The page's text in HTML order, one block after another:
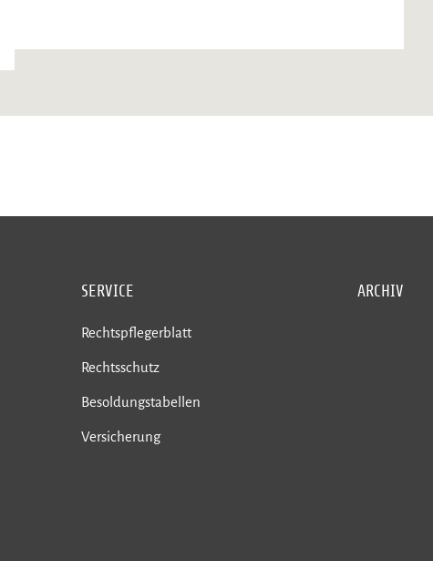
SERVICE
Rechtspflegerblatt
Rechtsschutz
Besoldungstabellen
Versicherung
ARCHIV